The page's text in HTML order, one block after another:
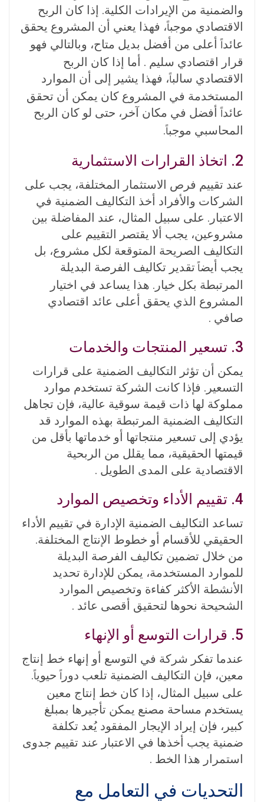
والضمنية من الإيرادات الكلية. إذا كان الربح
الاقتصادي موجباً، فهذا يعني أن المشروع يحقق
عائدأعلى من أفضل بديل متاح، وبالتالي فهو
قرار اقتصادي سليم . أما إذا كان الربح
الاقتصادي سالباً، فهذا يشير إلى أن الموارد
المستخدمة في المشروع كان يمكن أن تحقق
عائدأفضل في مكان آخر، حتى لو كان الربح
المحاسبي موجباً.
2. اتخاذ القرارات الاستثمارية
عند تقييم فرص الاستثمار المختلفة، يجب على
الشركات والأفراد أخذ التكاليف الضمنية في
الاعتبار. على سبيل المثال، عند المفاضلة بين
مشروعين، يجب ألا يقتصر التقييم على
التكاليف الصريحة المتوقعة لكل مشروع، بل
يجب أيضاً تقدير تكاليف الفرصة البديلة
المرتبطة بكل خيار. هذا يساعد في اختيار
المشروع الذي يحقق أعلى عائد اقتصادي
صافي .
3. تسعير المنتجات والخدمات
يمكن أن تؤثر التكاليف الضمنية على قرارات
التسعير. فإذا كانت الشركة تستخدم موارد
مملوكة لها ذات قيمة سوقية عالية، فإن تجاهل
التكاليف الضمنية المرتبطة بهذه الموارد قد
يؤدي إلى تسعير منتجاتها أو خدماتها بأقل من
قيمتها الحقيقية، مما يقلل من الربحية
الاقتصادية على المدى الطويل .
4. تقييم الأداء وتخصيص الموارد
تساعد التكاليف الضمنية الإدارة في تقييم الأداء
الحقيقي للأقسام أو خطوط الإنتاج المختلفة.
من خلال تضمين تكاليف الفرصة البديلة
للموارد المستخدمة، يمكن للإدارة تحديد
الأنشطة الأكثر كفاءة وتخصيص الموارد
الشحيحة نحوها لتحقيق أقصى عائد .
5. قرارات التوسع أو الإنهاء
عندما تفكر شركة في التوسع أو إنهاء خط إنتاج
معين، فإن التكاليف الضمنية تلعب دورحيوياً.
على سبيل المثال، إذا كان خط إنتاج معين
يستخدم مساحة مصنع يمكن تأجيرها بمبلغ
كبير، فإن إيراد الإيجار المفقود يُعد تكلفة
ضمنية يجب أخذها في الاعتبار عند تقييم جدوى
استمرار هذا الخط .
التحديات في التعامل مع